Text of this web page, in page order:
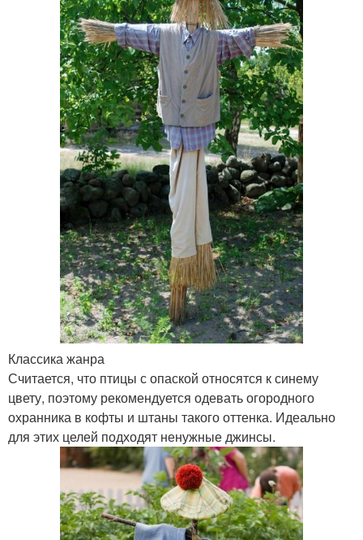
Классика жанра
Считается, что птицы с опаской относятся к синему
цвету, поэтому рекомендуется одевать огородного
охранника в кофты и штаны такого оттенка. Идеально
для этих целей подходят ненужные джинсы.